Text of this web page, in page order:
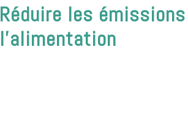
Réduire les
l'alimentation